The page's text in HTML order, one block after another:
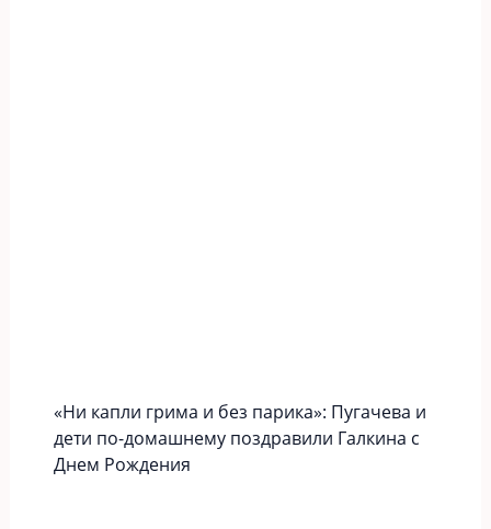
«Ни капли грима и без парика»: Пугачева и
дети по-домашнему поздравили Галкина с
Днем Рождения